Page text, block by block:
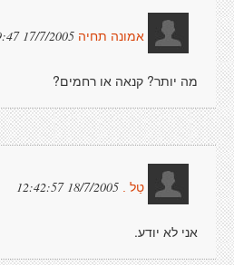
אמונה תחיה 17/7/2005 14:49:47
מה יותר? קנאה או רחמים?
טַל . 18/7/2005 12:42:57
אני לא יודע.